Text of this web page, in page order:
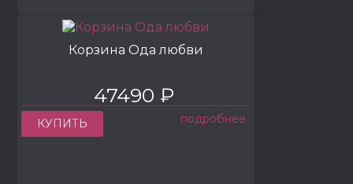
Корзина Ода любви
47490 ₽
КУПИТЬ подробнее